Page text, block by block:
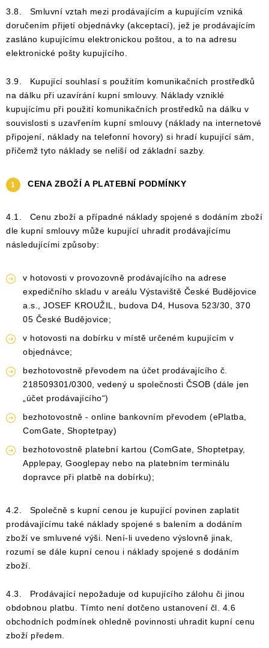
3.8. Smluvní vztah mezi prodávajícím a kupujícím vzniká
doručením přijetí objednávky (akceptací), jež je prodávajícím
zasláno kupujícímu elektronickou poštou, a to na adresu
elektronické pošty kupujícího.
3.9. Kupující souhlasí s použitím komunikačních prostředků
na dálku při uzavírání kupní smlouvy. Náklady vzniklé
kupujícímu při použití komunikačních prostředků na dálku v
souvislosti s uzavřením kupní smlouvy (náklady na internetové
připojení, náklady na telefonní hovory) si hradí kupující sám,
přičemž tyto náklady se neliší od základní sazby.
CENA ZBOŽÍ A PLATEBNÍ PODMÍNKY
4.1. Cenu zboží a případné náklady spojené s dodáním zboží
dle kupní smlouvy může kupující uhradit prodávajícímu
následujícími způsoby:
v hotovosti v provozovně prodávajícího na adrese
expedičního skladu v areálu Výstaviště České Budějovice
a.s., JOSEF KROUŽIL, budova D4, Husova 523/30, 370
05 České Budějovice;
v hotovosti na dobírku v místě určeném kupujícím v
objednávce;
bezhotovostně převodem na účet prodávajícího č.
218509301/0300, vedený u společnosti ČSOB (dále jen
„účet prodávajícího“)
bezhotovostně - online bankovním převodem (ePlatba,
ComGate, Shoptetpay)
bezhotovostně platební kartou (ComGate, Shoptetpay,
Applepay, Googlepay nebo na platebním terminálu
dopravce při platbě na dobírku);
4.2. Společně s kupní cenou je kupující povinen zaplatit
prodávajícímu také náklady spojené s balením a dodáním
zboží ve smluvené výši. Není-li uvedeno výslovně jinak,
rozumí se dále kupní cenou i náklady spojené s dodáním
zboží.
4.3. Prodávající nepožaduje od kupujícího zálohu či jinou
obdobnou platbu. Tímto není dotčeno ustanovení čl. 4.6
obchodních podmínek ohledně povinnosti uhradit kupní cenu
zboží předem.